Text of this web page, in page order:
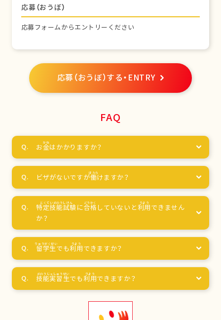
応募（おうぼ）
応募フォームからエントリーください
応募（おうぼ）する・ENTRY
FAQ
お金はかかりますか？
ビザがないですが働けますか？
特定技能試験に合格 していないと利用 できません
か？
留学生でも利用 できますか？
技能実習生でも利用できますか？